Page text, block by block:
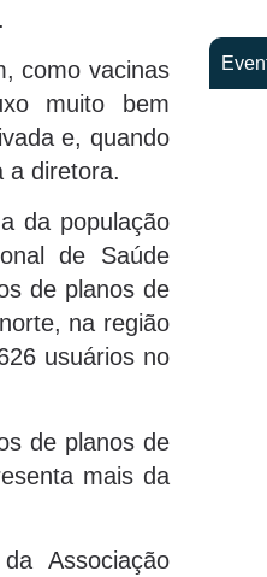
como vacinas
muito bem
e, quando
a diretora.
da população
de Saúde
de planos de
na região
usuários no
de planos de
mais da
Associação